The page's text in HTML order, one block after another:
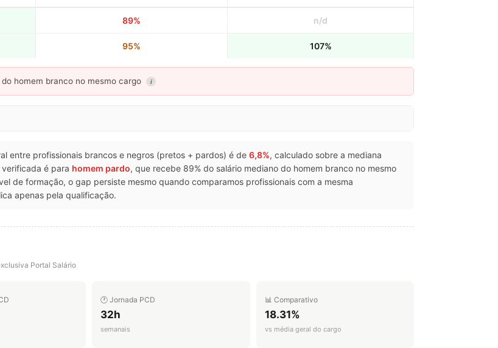
89% n/d
95% 107%
do homem branco no mesmo cargo i
entre profissionais brancos e negros (pretos + pardos) é de 6,8%, calculado sobre a mediana
verificada é para homem pardo, que recebe 89% do salário mediano do homem branco no mesmo
de formação, o gap persiste mesmo quando comparamos profissionais com a mesma
apenas pela qualificação.
Portal Salário
🕐 Jornada PCD
32h
semanais
📊 Comparativo
18.31%
vs média geral do cargo